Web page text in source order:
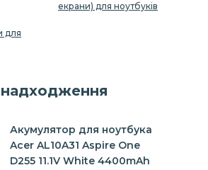
екрани) для ноутбуків
для
надходження
Акумулятор для ноутбука
Acer AL10A31 Aspire One
D255 11.1V White 4400mAh